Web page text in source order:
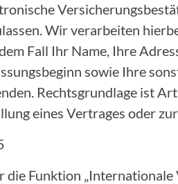
Wir verarbeiten
Fall Ihr Name, Ihre
sowie Ihre
Rechtsgrundlage ist
eines Vertrages oder
die Funktion